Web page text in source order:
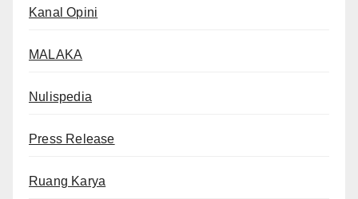
Kanal Opini
MALAKA
Nulispedia
Press Release
Ruang Karya